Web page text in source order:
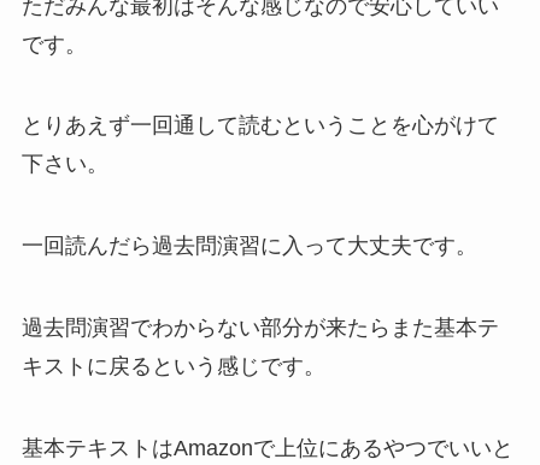
ただみんな最初はそんな感じなので安心していい
です。
とりあえず一回通して読むということを心がけて
下さい。
一回読んだら過去問演習に入って大丈夫です。
過去問演習でわからない部分が来たらまた基本テ
キストに戻るという感じです。
基本テキストはAmazonで上位にあるやつでいいと